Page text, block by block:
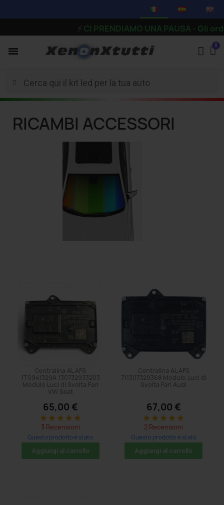
CI PRENDIAMO UNA PAUSA - Gli ordini
RICAMBI ACCESSORI
Centralina AL AFS
1T0941329A 130732933203
Modulo Luci di Svolta Fari
VW Seat
65,00 €
star star star star star
3 Recensioni
Questo prodotto è stato
acquistato: 17 volte
Aggiungi al carrello
Centralina AL AFS
711307329368 Modulo Luci di
Svolta Fari Audi
67,00 €
star star star star star
2 Recensioni
Questo prodotto è stato
acquistato: 11 volte
Aggiungi al carrello